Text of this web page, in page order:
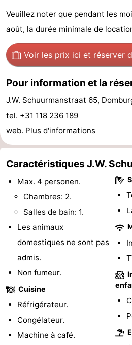
Buitenhof
-
Domburg
Westhove
Hôtels
Last
Voir
faire
d'intérêt
Musées
Monuments
Moulins
Phares
Points
vue
Attractions
Terrains
-
Veuillez noter que pendant les
août, la durée minimale de
Voir les prix ici et réserver
Pour information et la
J.W. Schuurmanstraat 65,
tel. +31 118 236 189
web. Plus d'informations
Caractéristiques J.W.
Max. 4 personen.
Chambres: 2.
Salles de bain: 1.
Les animaux
domestiques ne sont pas
admis.
Non fumeur.
Cuisine
Réfrigérateur.
Congélateur.
Machine à café.